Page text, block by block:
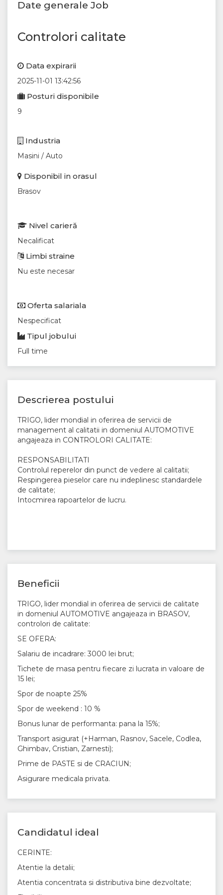
Date generale Job
Controlori calitate
Data expirarii
2025-11-01 13:42:56
Posturi disponibile
9
Industria
Masini / Auto
Disponibil in orasul
Brasov
Nivel carieră
Necalificat
Limbi straine
Nu este necesar
Oferta salariala
Nespecificat
Tipul jobului
Full time
Descrierea postului
TRIGO, lider mondial in oferirea de servicii de
management al calitatii in domeniul AUTOMOTIVE
angajeaza in CONTROLORI CALITATE:
RESPONSABILITATI
Controlul reperelor din punct de vedere al calitatii;
Respingerea pieselor care nu indeplinesc standardele
de calitate;
Intocmirea rapoartelor de lucru.
Beneficii
TRIGO, lider mondial in oferirea de servicii de calitate
in domeniul AUTOMOTIVE angajeaza in BRASOV,
controlori de calitate:
SE OFERA:
Salariu de incadrare: 3000 lei brut;
Tichete de masa pentru fiecare zi lucrata in valoare de
15 lei;
Spor de noapte 25%
Spor de weekend : 10 %
Bonus lunar de performanta: pana la 15%;
Transport asigurat (+Harman, Rasnov, Sacele, Codlea,
Ghimbav, Cristian, Zarnesti);
Prime de PASTE si de CRACIUN;
Asigurare medicala privata.
Candidatul ideal
CERINTE:
Atentie la detalii;
Atentia concentrata si distributiva bine dezvoltate;